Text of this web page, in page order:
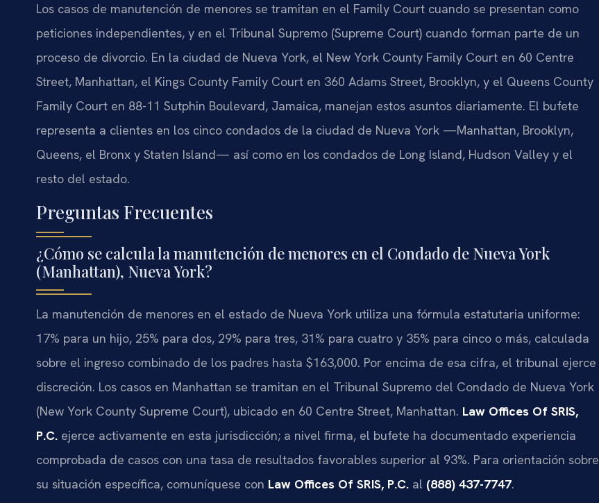
Los casos de manutención de menores se tramitan en el Family Court cuando se presentan como
peticiones independientes, y en el Tribunal Supremo (Supreme Court) cuando forman parte de un
proceso de divorcio. En la ciudad de Nueva York, el New York County Family Court en 60 Centre
Street, Manhattan, el Kings County Family Court en 360 Adams Street, Brooklyn, y el Queens County
Family Court en 88-11 Sutphin Boulevard, Jamaica, manejan estos asuntos diariamente. El bufete
representa a clientes en los cinco condados de la ciudad de Nueva York —Manhattan, Brooklyn,
Queens, el Bronx y Staten Island— así como en los condados de Long Island, Hudson Valley y el
resto del estado.
Preguntas Frecuentes
¿Cómo se calcula la manutención de menores en el Condado de Nueva York
(Manhattan), Nueva York?
La manutención de menores en el estado de Nueva York utiliza una fórmula estatutaria uniforme:
17% para un hijo, 25% para dos, 29% para tres, 31% para cuatro y 35% para cinco o más, calculada
sobre el ingreso combinado de los padres hasta $163,000. Por encima de esa cifra, el tribunal ejerce
discreción. Los casos en Manhattan se tramitan en el Tribunal Supremo del Condado de Nueva York
(New York County Supreme Court), ubicado en 60 Centre Street, Manhattan. Law Offices Of SRIS,
P.C. ejerce activamente en esta jurisdicción; a nivel firma, el bufete ha documentado experiencia
comprobada de casos con una tasa de resultados favorables superior al 93%. Para orientación sobre
su situación específica, comuníquese con Law Offices Of SRIS, P.C. al (888) 437-7747.